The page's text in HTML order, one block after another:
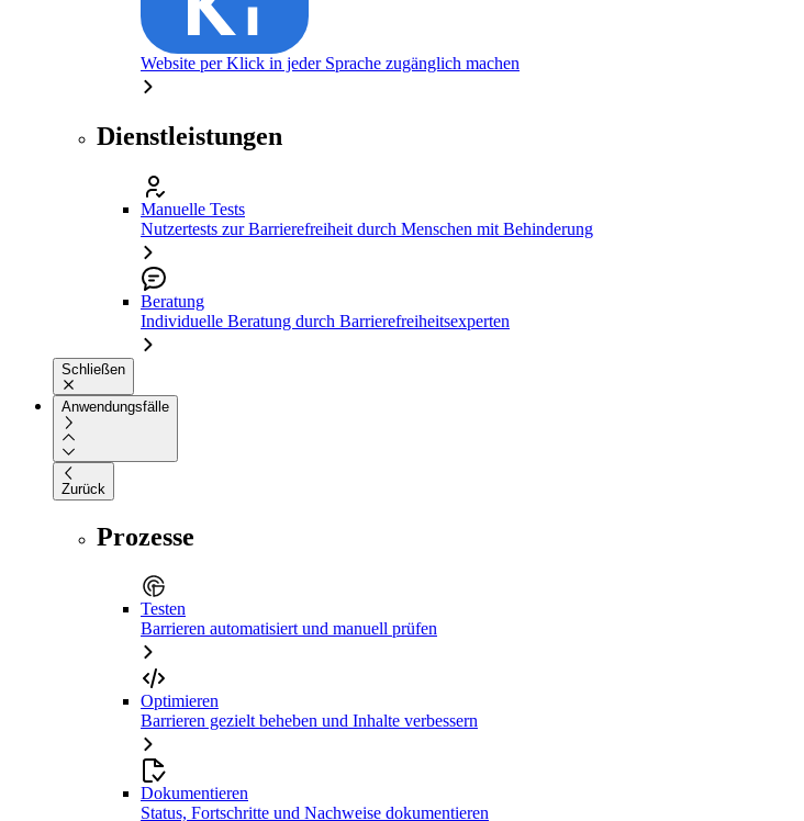
Website per Klick in jeder Sprache zugänglich machen
Dienstleistungen
Manuelle Tests
Nutzertests zur Barrierefreiheit durch Menschen mit Behinderung
Beratung
Individuelle Beratung durch Barrierefreiheitsexperten
Schließen
Anwendungsfälle
Zurück
Prozesse
Testen
Barrieren automatisiert und manuell prüfen
Optimieren
Barrieren gezielt beheben und Inhalte verbessern
Dokumentieren
Status, Fortschritte und Nachweise dokumentieren